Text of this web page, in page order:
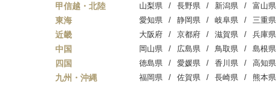
甲信越・北陸 山梨県 長野県 新潟県 富山県
東海 愛知県 静岡県 岐阜県 三重県
近畿 大阪府 京都府 滋賀県 兵庫県
中国 岡山県 広島県 鳥取県 島根県
四国 徳島県 愛媛県 香川県 高知県
九州・沖縄 福岡県 佐賀県 長崎県 熊本県